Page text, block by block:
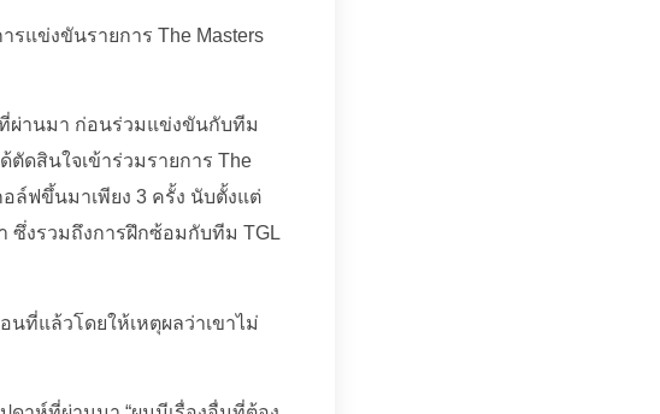
แข่งขันรายการ The Masters
ที่ผ่านมา ก่อนร่วมแข่งขันกับทีม
ตัดสินใจเข้าร่วมรายการ The
อล์ฟขึ้นมาเพียง 3 ครั้ง นับตั้งแต่
งรวมถึงการฝึกซ้อมกับทีม TGL
นที่แล้วโดยให้เหตุผลว่าเขาไม่